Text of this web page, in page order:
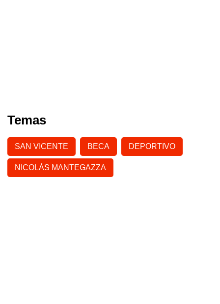
Temas
SAN VICENTE BECA DEPORTIVO
NICOLÁS MANTEGAZZA